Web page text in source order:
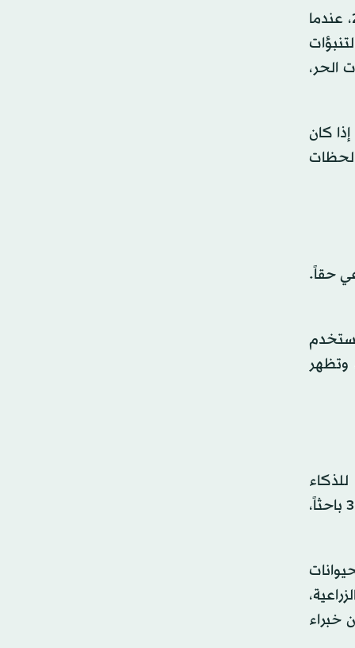
وتضيف آمي ماكغفرن، الأستاذة في كلية الأرصاد الجوية وكلية علوم الحاسوب بجامعة أوكلاهوما: «في عام 2005، عندما
الحر،
كان
لحظات
حقاً.
وتظهر
للذكاء
الاصطناعي مُخصص للتنبؤات الجوية (كنت مديرة له). وقد دعم هذا التمويل 24 عضواً من أعضاء هيئة التدريس، و35 باحثاً،
الزراعية،
خبراء